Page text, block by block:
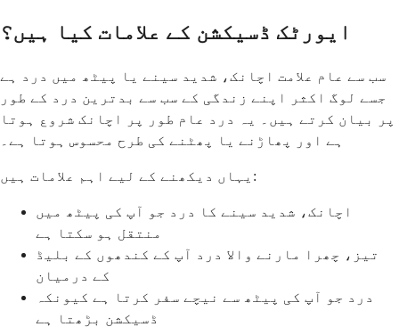
ایورٹک ڈسیکشن کے علامات کیا ہیں؟
سب سے عام علامت اچانک، شدید سینے یا پیٹھ میں درد ہے
جسے لوگ اکثر اپنے زندگی کے سب سے بدترین درد کے طور
پر بیان کرتے ہیں۔ یہ درد عام طور پر اچانک شروع ہوتا
ہے اور پھاڑنے یا پھٹنے کی طرح محسوس ہوتا ہے۔
یہاں دیکھنے کے لیے اہم علامات ہیں:
اچانک، شدید سینے کا درد جو آپ کی پیٹھ میں
منتقل ہو سکتا ہے
تیز، چھرا مارنے والا درد آپ کے کندھوں کے بلیڈ
کے درمیان
درد جو آپ کی پیٹھ سے نیچے سفر کرتا ہے کیونکہ
ڈسیکشن بڑھتا ہے